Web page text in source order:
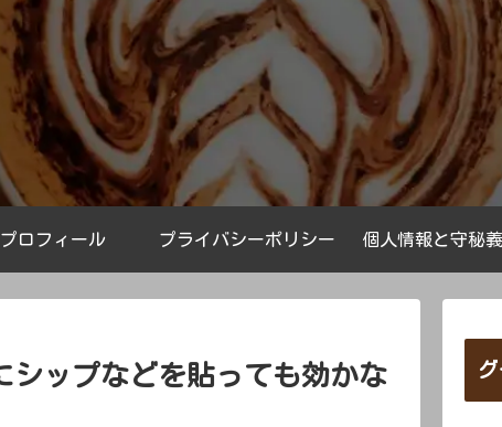
プロフィール プライバシーポリシー 個人情報と守秘
シップなどを貼っても効かな